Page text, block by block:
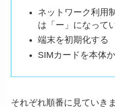
ネットワーク利用
は「ー」になって
端末を初期化する
SIMカードを本体
それぞれ順番に見ていき